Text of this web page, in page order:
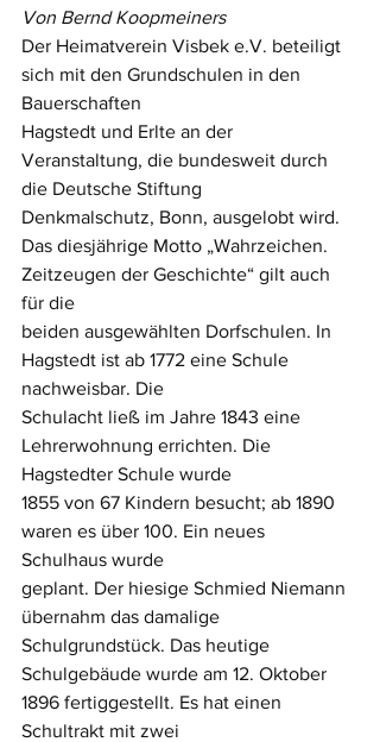
Von Bernd Koopmeiners
Der Heimatverein Visbek e.V. beteiligt
sich mit den Grundschulen in den
Bauerschaften
Hagstedt und Erlte an der
Veranstaltung, die bundesweit durch
die Deutsche Stiftung
Denkmalschutz, Bonn, ausgelobt wird.
Das diesjährige Motto „Wahrzeichen.
Zeitzeugen der Geschichte“ gilt auch
für die
beiden ausgewählten Dorfschulen. In
Hagstedt ist ab 1772 eine Schule
nachweisbar. Die
Schulacht ließ im Jahre 1843 eine
Lehrerwohnung errichten. Die
Hagstedter Schule wurde
1855 von 67 Kindern besucht; ab 1890
waren es über 100. Ein neues
Schulhaus wurde
geplant. Der hiesige Schmied Niemann
übernahm das damalige
Schulgrundstück. Das heutige
Schulgebäude wurde am 12. Oktober
1896 fertiggestellt. Es hat einen
Schultrakt mit zwei